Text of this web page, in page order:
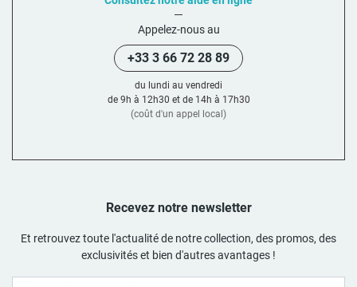
Recevez notre newsletter
Et retrouvez toute l'actualité de notre collection, des promos, des
exclusivités et bien d'autres avantages !
Appelez-nous au
+33 3 66 72 28 89
du lundi au vendredi
de 9h à 12h30 et de 14h à 17h30
(coût d'un appel local)